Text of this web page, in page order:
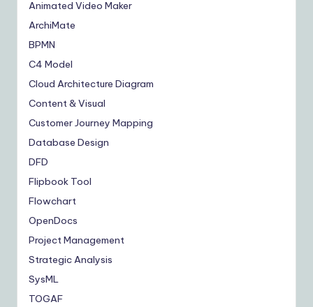
Animated Video Maker
ArchiMate
BPMN
C4 Model
Cloud Architecture Diagram
Content & Visual
Customer Journey Mapping
Database Design
DFD
Flipbook Tool
Flowchart
OpenDocs
Project Management
Strategic Analysis
SysML
TOGAF